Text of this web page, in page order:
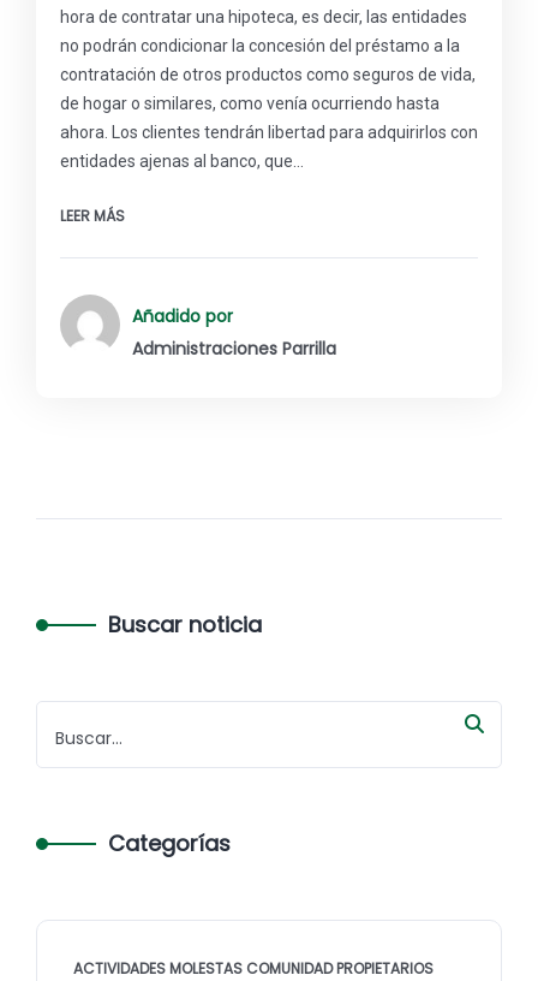
hora de contratar una hipoteca, es decir, las entidades
no podrán condicionar la concesión del préstamo a la
contratación de otros productos como seguros de vida,
de hogar o similares, como venía ocurriendo hasta
ahora. Los clientes tendrán libertad para adquirirlos con
entidades ajenas al banco, que…
LEER MÁS
Añadido por
Administraciones Parrilla
Buscar noticia
Categorías
ACTIVIDADES MOLESTAS COMUNIDAD PROPIETARIOS